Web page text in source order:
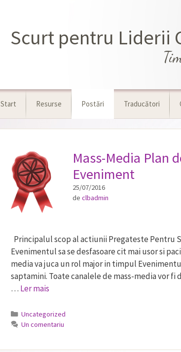
Scurt pentru Liderii
Start Resurse Postări Traducători
Mass-Media Plan
Eveniment
25/07/2016
declbadmin
Principalul scop al actiunii Pregateste Pentru
Evenimentul sa se desfasoare cit mai usor si
media va juca un rol major in timpul
saptamini. Toate canalele de mass-media vor
… Ler mais
Categorii
Uncategorized
Un comentariu